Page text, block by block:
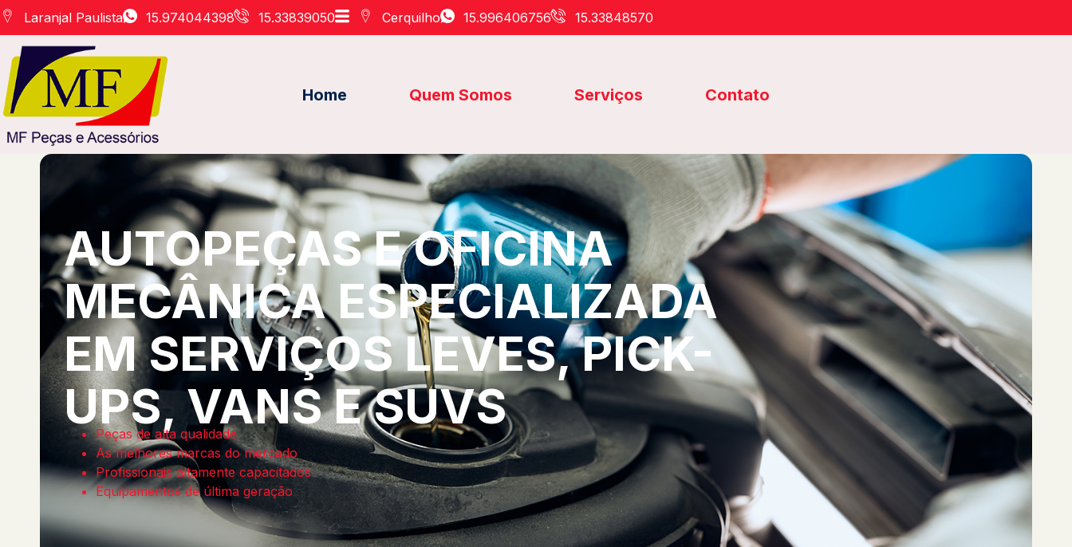
Laranjal Paulista 15.974044398 15.33839050 Cerquilho 15.996406756 15.33848570
Home Quem Somos Serviços Contato
AUTOPEÇAS E OFICINA
MECÂNICA ESPECIALIZADA
EM SERVIÇOS LEVES, PICK-
UPS, VANS E SUVS
Peças de alta qualidade
As melhores marcas do mercado
Profissionais altamente capacitados
Equipamentos de última geração